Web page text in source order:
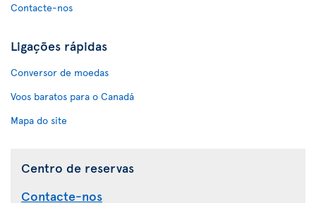
Contacte-nos
Ligações rápidas
Conversor de moedas
Voos baratos para o Canadá
Mapa do site
Centro de reservas
Contacte-nos